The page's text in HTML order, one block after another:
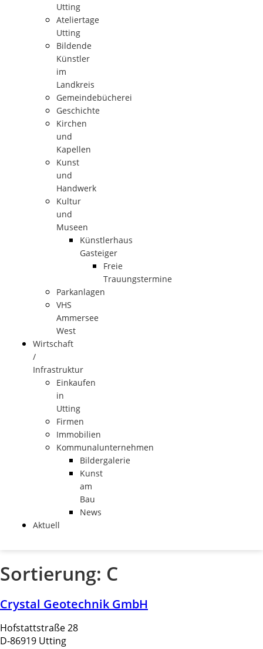
Utting
Ateliertage
Utting
Bildende
Künstler
im
Landkreis
Gemeindebücherei
Geschichte
Kirchen
und
Kapellen
Kunst
und
Handwerk
Kultur
und
Museen
Künstlerhaus
Gasteiger
Freie
Trauungstermine
Parkanlagen
VHS
Ammersee
West
Wirtschaft
/
Infrastruktur
Einkaufen
in
Utting
Firmen
Immobilien
Kommunalunternehmen
Bildergalerie
Kunst
am
Bau
News
Aktuell
Sortierung: C
Crystal Geotechnik GmbH
Hofstattstraße 28
D-86919 Utting